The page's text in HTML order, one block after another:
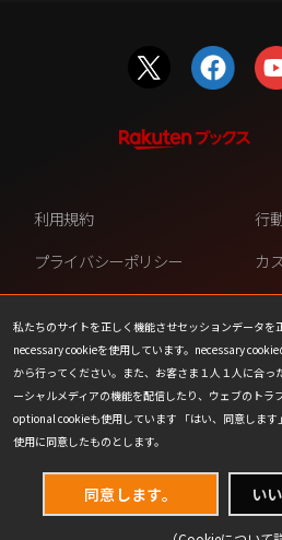
私たちのサイトを正しく機能させセッションデータを
necessary cookieを使用しています。necessary
から行ってください。また、お客さま１人１人に合
ーシャルメディアの機能を配信したり、ウェブのトラ
optional cookieも使用しています 「はい、同意しま
使用に同意したものとします。
同意します。 い
利用規約
行
プライバシーポリシー
カ
ファンコンテンツ・ポリシー
個
な
COOKIE
プ
会社情報
お